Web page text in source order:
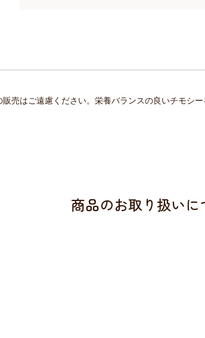
売はご遠慮ください。栄養バランスの良いチモシ
商品のお取り扱いに